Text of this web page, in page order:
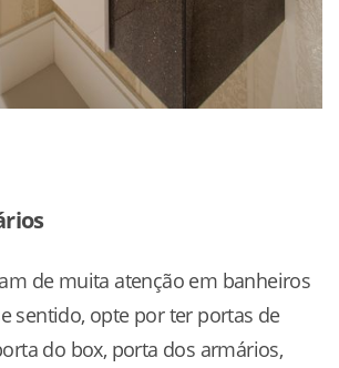
de muita atenção em banheiros
sentido, opte por ter portas de
do box, porta dos armários,